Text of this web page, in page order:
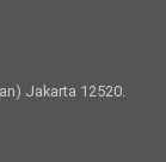
Jakarta 12520.